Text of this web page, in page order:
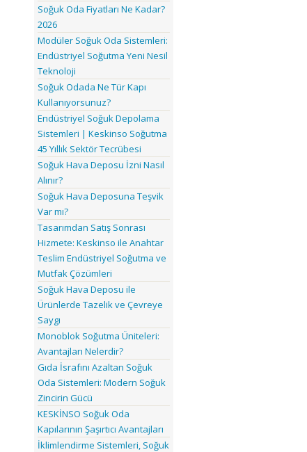
Soğuk Oda Fiyatları Ne Kadar?
2026
Modüler Soğuk Oda Sistemleri:
Endüstriyel Soğutma Yeni Nesil
Teknoloji
Soğuk Odada Ne Tür Kapı
Kullanıyorsunuz?
Endüstriyel Soğuk Depolama
Sistemleri | Keskinso Soğutma
45 Yıllık Sektör Tecrübesi
Soğuk Hava Deposu İzni Nasıl
Alınır?
Soğuk Hava Deposuna Teşvik
Var mı?
Tasarımdan Satış Sonrası
Hizmete: Keskinso ile Anahtar
Teslim Endüstriyel Soğutma ve
Mutfak Çözümleri
Soğuk Hava Deposu ile
Ürünlerde Tazelik ve Çevreye
Saygı
Monoblok Soğutma Üniteleri:
Avantajları Nelerdir?
Gıda İsrafını Azaltan Soğuk
Oda Sistemleri: Modern Soğuk
Zincirin Gücü
KESKİNSO Soğuk Oda
Kapılarının Şaşırtıcı Avantajları
İklimlendirme Sistemleri, Soğuk